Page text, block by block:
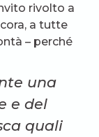
rivolto a
a tutte
– perché
una
e del
quali